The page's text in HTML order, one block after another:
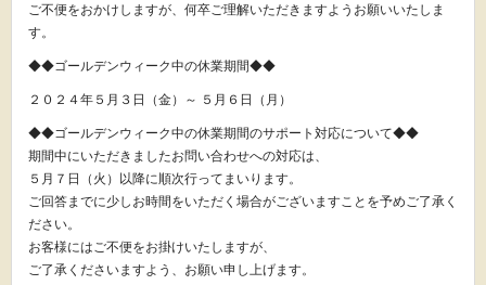
ご不便をおかけしますが、何卒ご理解いただきますようお願いいたしま
す。
◆◆ゴールデンウィーク中の休業期間◆◆
２０２４年５月３日（金）～ ５月６日（月）
◆◆ゴールデンウィーク中の休業期間のサポート対応について◆◆
期間中にいただきましたお問い合わせへの対応は、
５月７日（火）以降に順次行ってまいります。
ご回答までに少しお時間をいただく場合がございますことを予めご了承く
ださい。
お客様にはご不便をお掛けいたしますが、
ご了承くださいますよう、お願い申し上げます。